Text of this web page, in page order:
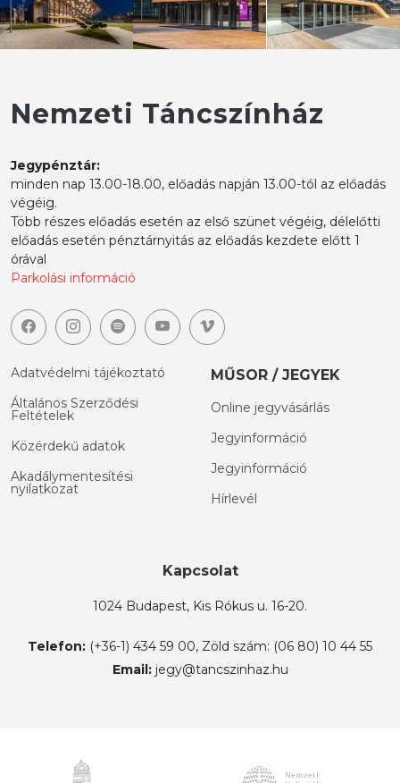
Nemzeti Táncszínház
Jegypénztár:
minden nap 13.00-18.00, előadás napján 13.00-tól az előadás
végéig.
Több részes előadás esetén az első szünet végéig, délelőtti
előadás esetén pénztárnyitás az előadás kezdete előtt 1
órával
Parkolási információ
Adatvédelmi tájékoztató
Általános Szerződési
Feltételek
Közérdekű adatok
Akadálymentesítési
nyilatkozat
MŰSOR / JEGYEK
Online jegyvásárlás
Jegyinformáció
Jegyinformáció
Hírlevél
Kapcsolat
1024 Budapest, Kis Rókus u. 16-20.
Telefon: (+36-1) 434 59 00, Zöld szám: (06 80) 10 44 55
Email: jegy@tancszinhaz.hu